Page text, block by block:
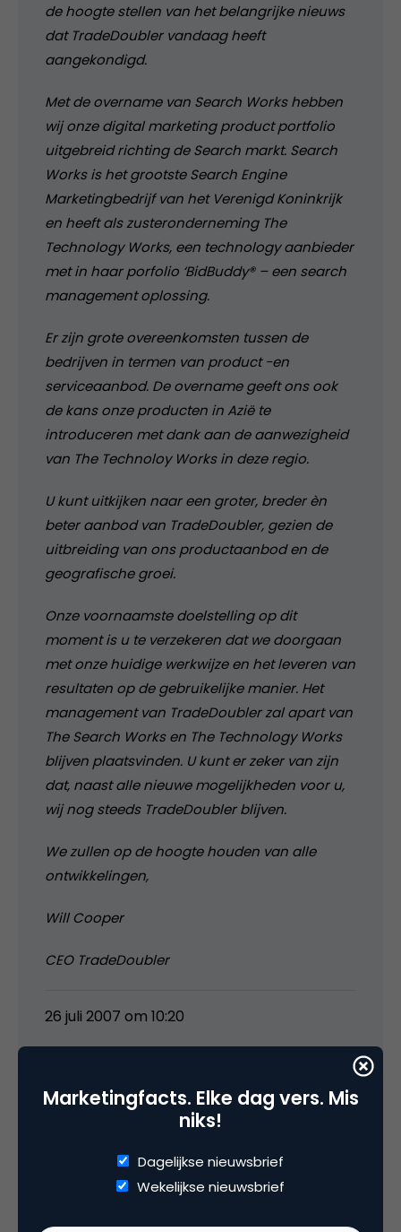
de hoogte stellen van het belangrijke nieuws
dat TradeDoubler vandaag heeft
aangekondigd.
Met de overname van Search Works hebben
wij onze digital marketing product portfolio
uitgebreid richting de Search markt. Search
Works is het grootste Search Engine
Marketingbedrijf van het Verenigd Koninkrijk
en heeft als zusteronderneming The
Technology Works, een technology aanbieder
met in haar porfolio ‘BidBuddy® – een search
management oplossing.
Er zijn grote overeenkomsten tussen de
bedrijven in termen van product -en
serviceaanbod. De overname geeft ons ook
de kans onze producten in Azië te
introduceren met dank aan de aanwezigheid
van The Technoloy Works in deze regio.
U kunt uitkijken naar een groter, breder èn
beter aanbod van TradeDoubler, gezien de
uitbreiding van ons productaanbod en de
geografische groei.
Onze voornaamste doelstelling op dit
moment is u te verzekeren dat we doorgaan
met onze huidige werkwijze en het leveren van
resultaten op de gebruikelijke manier. Het
management van TradeDoubler zal apart van
The Search Works en The Technology Works
blijven plaatsvinden. U kunt er zeker van zijn
dat, naast alle nieuwe mogelijkheden voor u,
wij nog steeds TradeDoubler blijven.
We zullen op de hoogte houden van alle
ontwikkelingen,
Will Cooper
CEO TradeDoubler
26 juli 2007 om 10:20
Boudewijn
Inderdaad een vreemd bericht:
Marketingfacts. Elke dag vers. Mis
niks!
Dagelijkse nieuwsbrief
Wekelijkse nieuwsbrief